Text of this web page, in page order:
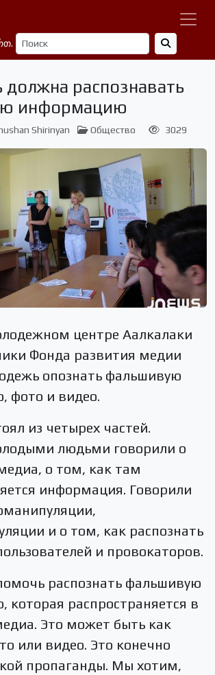
распознавать
информацию
Shirinyan Общество 3029
центре Аалкалаки
Фонда развития медии
опознать фальшивую
фото и видео.
из четырех частей.
людьми говорили о
о том, как там
информация. Говорили
и о том, как распознать
и провокаторов.
распознать фальшивую
распространяется в
Это может быть как
или видео. Это конечно
пропаганды. Мы хотим,